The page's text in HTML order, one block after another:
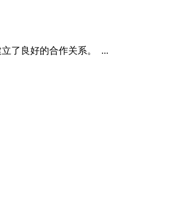
了良好的合作关系。 ...